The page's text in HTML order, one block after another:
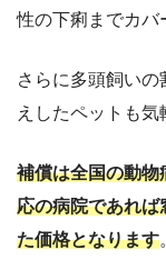
性の下痢までカバ
さらに多頭飼い
えしたペットも気
補償は全国の動物
応の病院であれば
た価格となります